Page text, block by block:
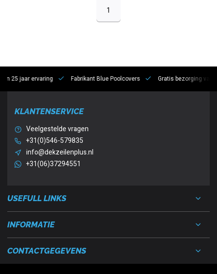
1
jaar ervaring Fabrikant Blue Poolcovers Gratis bezorging vanaf
KLANTENSERVICE
Veelgestelde vragen
+31(0)546-579835
info@dekzeilenplus.nl
+31(06)37294551
USEFULL LINKS
INFORMATIE
CONTACTGEGEVENS